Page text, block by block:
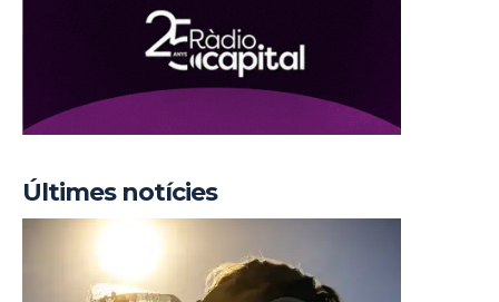
Últimes notícies